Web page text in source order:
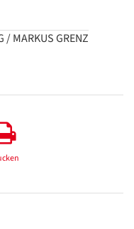
/ MARKUS GRENZ